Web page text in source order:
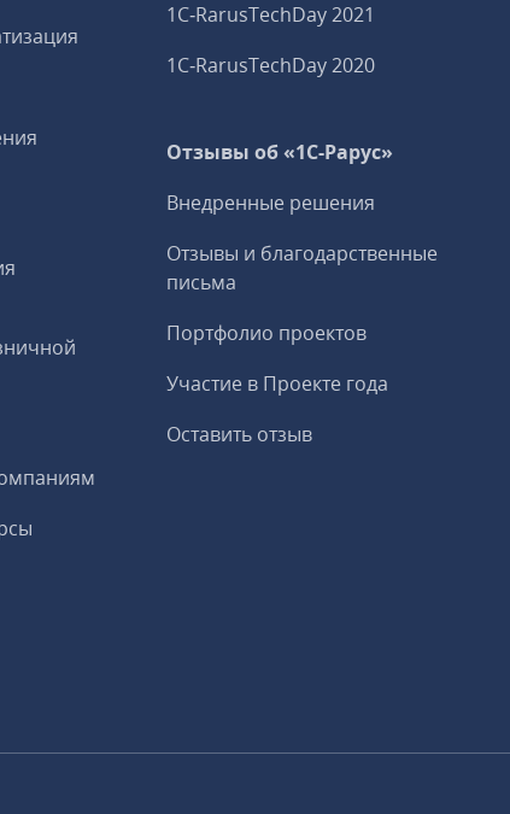
1C‑RarusTechDay 2021
1C‑RarusTechDay 2020
Отзывы об «1С-Рарус»
Внедренные решения
Отзывы и благодарственные
письма
Портфолио проектов
Участие в Проекте года
Оставить отзыв